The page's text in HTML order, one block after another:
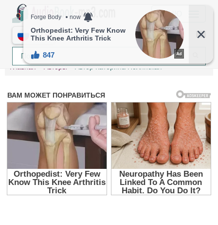
МЕНЮ
RU
Главная Авторы Автор Катерина Полянская